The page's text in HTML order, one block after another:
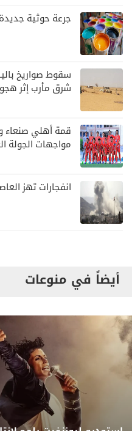
جرعة حوثية جديدة
سقوط صواريخ
شرق مأرب إثر
قمة أهلي
مواجهات الجولة
انفجارات تهز
أيضاً في منوعات